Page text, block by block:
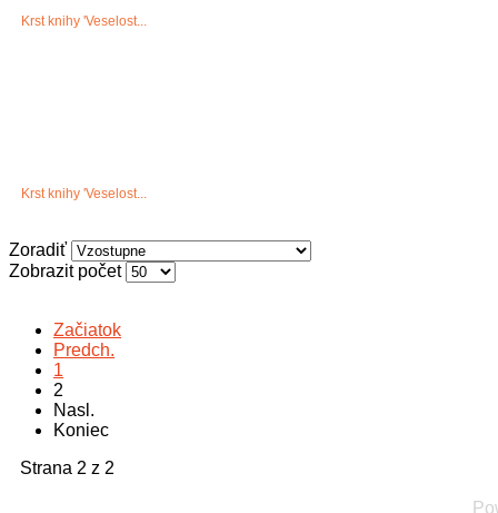
Krst knihy 'Veselost...
Krst knihy 'Veselost...
Zoradiť
Zobrazit počet
Začiatok
Predch.
1
2
Nasl.
Koniec
Strana 2 z 2